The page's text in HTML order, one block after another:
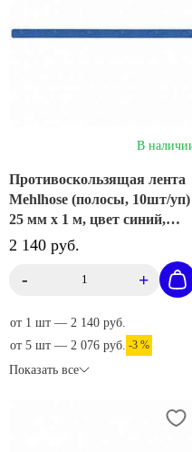
В
Противоскользящая лента
Mehlhose (полосы, 10шт/уп)
25 мм х 1 м, цвет синий,
M1BV100252
2 140 руб.
- +
от 1 шт — 2 140 руб.
от 5 шт — 2 076 руб. -3 %
Показать все